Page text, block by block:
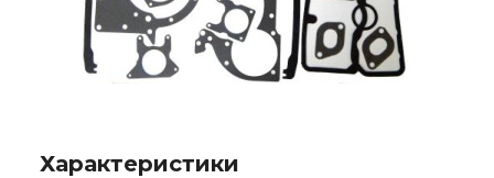
Характеристики